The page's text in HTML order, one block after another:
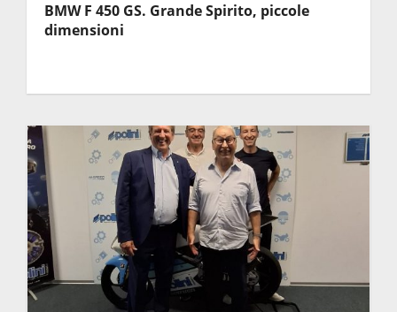
BMW F 450 GS. Grande Spirito, piccole
dimensioni